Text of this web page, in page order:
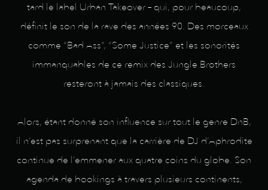
tard le label Urban Takeover – qui, pour beaucoup,
définit le son de la rave des années 90. Des morceaux
comme “Bad Ass”, “Some Justice” et les sonorités
immanquables de ce remix des Jungle Brothers
resteront à jamais des classiques.
Alors, étant donné son influence sur tout le genre DnB,
il n’est pas surprenant que la carrière de DJ d’Aphrodite
continue de l’emmener aux quatre coins du globe. Son
agenda de bookings à travers plusieurs continents,